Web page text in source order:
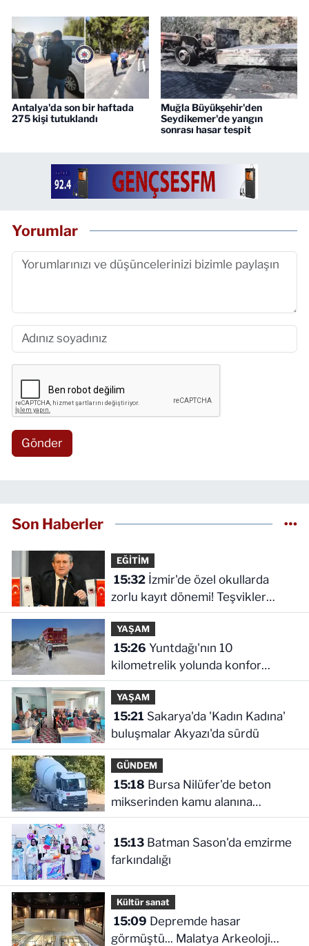
Antalya'da son bir haftada
275 kişi tutuklandı
Muğla Büyükşehir'den
Seydikemer'de yangın
sonrası hasar tespit
Yorumlar
Gönder
Son Haberler
EĞİTİM
15:32İzmir'de özel okullarda
zorlu kayıt dönemi! Teşvikler
kalktı, veli devlet okuluna yöneldi
YAŞAM
15:26
kilometrelik yolunda konfor
çalışması
YAŞAM
15:21
buluşmalar Akyazı'da sürdü
GÜNDEM
15:18
mikserinden kamu alanına
döküme 150 bin TL ceza
15:13Batman Sason'da emzirme
farkındalığı
Kültür sanat
15:09
görmüştü... Malatya Arkeoloji